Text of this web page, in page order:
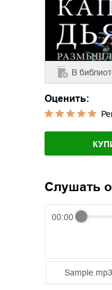
В
Оценить:
Слушать
00:00
Sample.mp3